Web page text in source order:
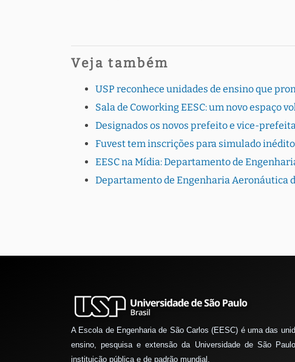
Veja também
USP reconhece unidades de ensino que
Sala de Coworking EESC: um novo espaço
Designados os novos prefeito e vice-
Fuvest tem inscrições para simulado
EESC na Mídia: Departamento de
Departamento de Engenharia Aeronáutica
A Escola de Engenharia de São Carlos (EESC) é uma das
ensino, pesquisa e extensão da Universidade de São
instituição pública e de padrão mundial.